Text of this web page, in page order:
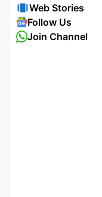
Web Stories
Follow Us
Join Channel